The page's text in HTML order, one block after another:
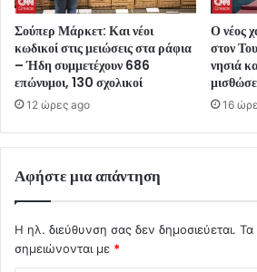
Σούπερ Μάρκετ: Και νέοι
κωδικοί στις μειώσεις στα ράφια
– Ήδη συμμετέχουν 686
επώνυμοι, 130 σχολικοί
12 ώρες ago
Ο νέος
στον
νησιά
16
Αφήστε μια απάντηση
Η ηλ. διεύθυνση σας δεν δημοσιεύεται. Τα
σημειώνονται με *